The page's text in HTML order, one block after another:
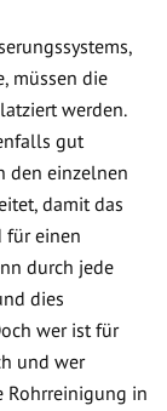
müssen die
werden.
gut
den einzelnen
damit das
für einen
durch jede
dies
wer ist für
und wer
Rohrreinigung in